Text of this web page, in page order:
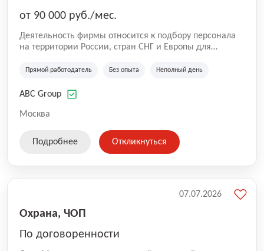
от 90 000 руб./мес.
Деятельность фирмы относится к подбору персонала
на территории России, стран СНГ и Европы для
культуре и развлечениям, информационным
Прямой работодатель Без опыта Неполный день
ABC Group
Москва
Подробнее Откликнуться
Охрана, ЧОП
По договоренности
07.07.2026